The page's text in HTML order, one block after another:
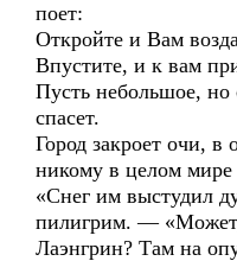
поет:
Откройте и Вам
Впустите, и к вам
Пусть небольшое, но
спасет.
Город закроет очи, в
никому в целом мире
«Снег им выстудил
пилигрим. —
Лаэнгрин? Там на